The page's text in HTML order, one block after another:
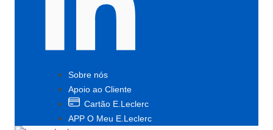
Sobre nós
Apoio ao Cliente
Cartão E.Leclerc
APP O Meu E.Leclerc